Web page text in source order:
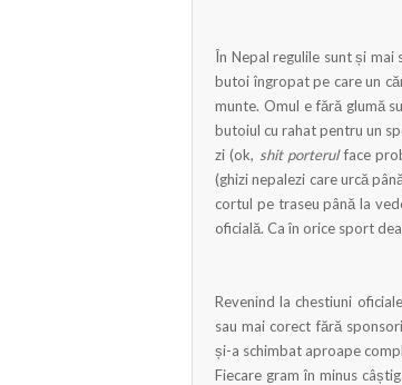
În Nepal regulile sunt și
butoi îngropat pe care un
munte. Omul e fără glumă
butoiul cu rahat pentru un
zi (ok, shit porterulface
(ghizi nepalezi care urcă
cortul pe traseu până la
oficială. Ca în orice sport
Revenind la chestiuni
sau mai corect fără
și-a schimbat aproape
Fiecare gram în minus